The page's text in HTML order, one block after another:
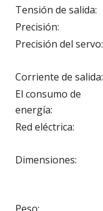
Tensión de salida:
Precisión:
Precisión del servo:
Corriente de salida:
El consumo de
energía:
Red eléctrica:
Dimensiones: